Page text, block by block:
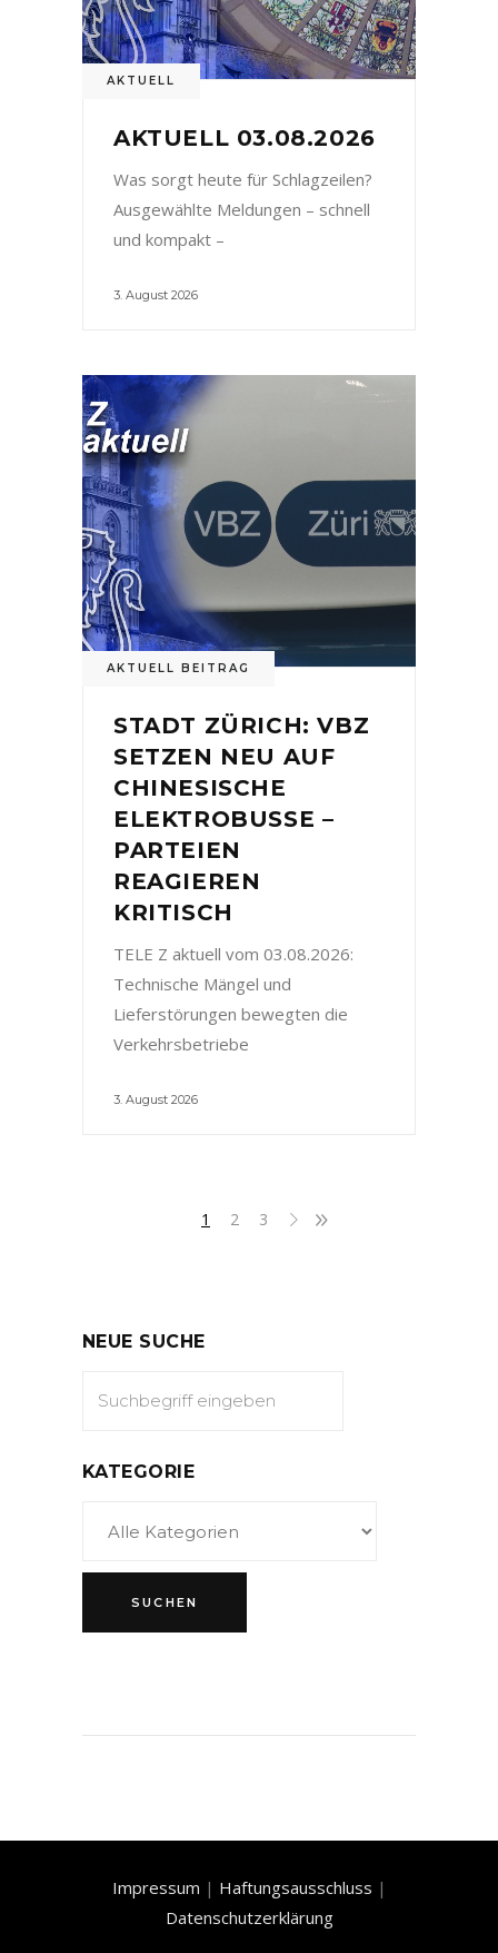
AKTUELL
AKTUELL 03.08.2026
Was sorgt heute für Schlagzeilen?
Ausgewählte Meldungen – schnell
und kompakt –
3. August 2026
AKTUELL BEITRAG
STADT ZÜRICH: VBZ
SETZEN NEU AUF
CHINESISCHE
ELEKTROBUSSE –
PARTEIEN
REAGIEREN
KRITISCH
TELE Z aktuell vom 03.08.2026:
Technische Mängel und
Lieferstörungen bewegten die
Verkehrsbetriebe
3. August 2026
1 2 3
NEUE SUCHE
KATEGORIE
Impressum | Haftungsausschluss |
Datenschutzerklärung